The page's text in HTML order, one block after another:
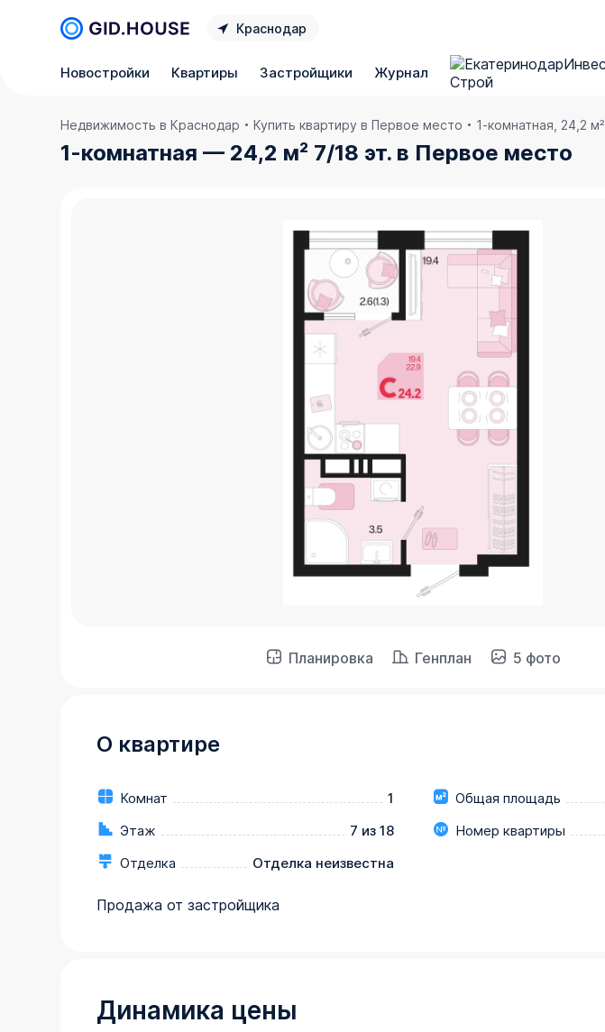
Краснодар
Новостройки Квартиры Застройщики Журнал
Недвижимость в Краснодар Купить квартиру в Первое место 1-комнатная, 24,2 м²
1-комнатная — 24,2 м² 7/18 эт. в Первое место
Планировка Генплан 5 фото
О квартире
Комнат 1 Общая площадь
Этаж
7 из 18 Номер квартиры
Отделка
Отделка неизвестна
Продажа от застройщика
Динамика цены